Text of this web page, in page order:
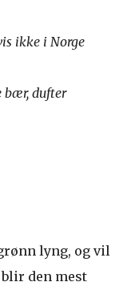
ikke i Norge
bær, dufter
lyng, og vil
den mest